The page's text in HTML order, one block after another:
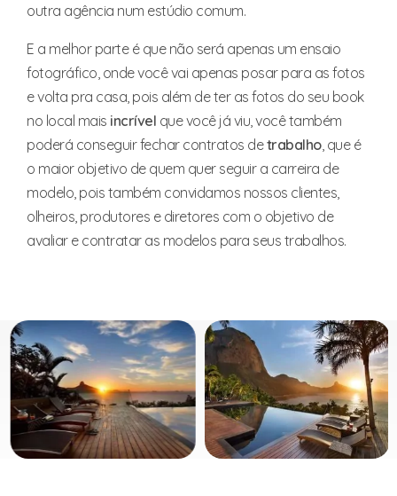
outra agência num estúdio comum.
E a melhor parte é que não será apenas um ensaio
fotográfico, onde você vai apenas posar para as fotos
e volta pra casa, pois além de ter as fotos do seu book
no local mais incrível que você já viu, você também
poderá conseguir fechar contratos detrabalho, que é
o maior objetivo de quem quer seguir a carreira de
modelo, pois também convidamos nossos clientes,
olheiros, produtores e diretores com o objetivo de
avaliar e contratar as modelos para seus trabalhos.